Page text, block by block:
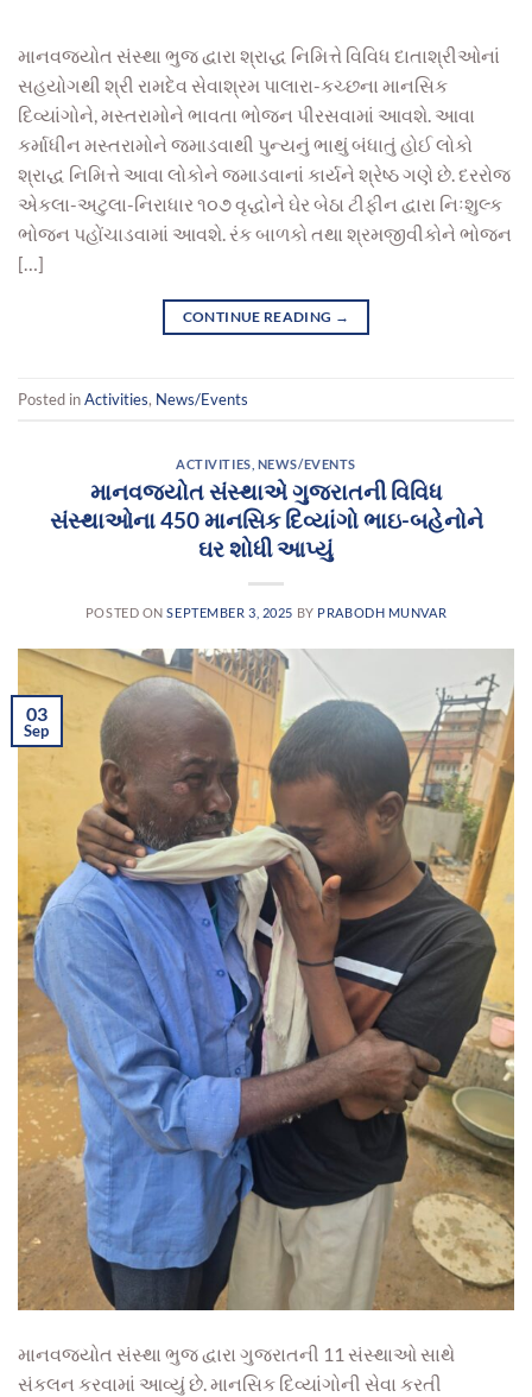
માનવજ્યોત સંસ્થા ભુજ દ્વારા શ્રાદ્ધ નિમિત્તે વિવિધ દાતાશ્રીઓનાં
સહયોગથી શ્રી રામદેવ સેવાશ્રમ પાલારા-કચ્છના માનસિક
દિવ્યાંગોને, મસ્તરામોને ભાવતા ભોજન પીરસવામાં આવશે. આવા
કર્માધીન મસ્તરામોને જમાડવાથી પુન્યનું ભાથું બંધાતું હોઈ લોકો
શ્રાદ્ધ નિમિત્તે આવા લોકોને જમાડવાનાં કાર્યને શ્રેષ્ઠ ગણે છે. દરરોજ
એકલા-અટુલા-નિરાધાર ૧૦૭ વૃદ્ધોને ઘેર બેઠા ટીફીન દ્વારા નિઃશુલ્ક
ભોજન પહોંચાડવામાં આવશે. રંક બાળકો તથા શ્રમજીવીકોને ભોજન
[…]
CONTINUE READING →
Posted inActivities, News/Events
ACTIVITIES NEWS/EVENTS
માનવજ્યોત સંસ્થાએ ગુજરાતની વિવિધ
સંસ્થાઓના 450 માનસિક દિવ્યાંગો ભાઇ-બહેનોને
ઘર શોધી આપ્યું
POSTED ONSEPTEMBER 3, 2025 BY PRABODH MUNVAR
03
Sep
માનવજ્યોત સંસ્થા ભુજ દ્વારા ગુજરાતની 11 સંસ્થાઓ સાથે
સંકલન કરવામાં આવ્યું છે. માનસિક દિવ્યાંગોની સેવા કરતી